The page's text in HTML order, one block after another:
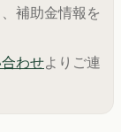
補助金情報を
わせよりご連